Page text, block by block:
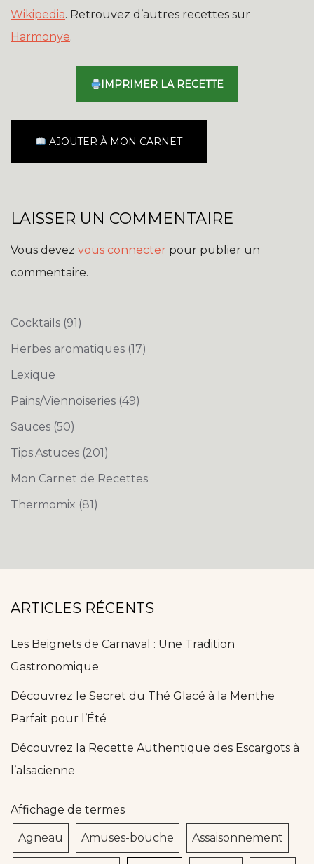
Wikipedia. Retrouvez d’autres recettes sur
Harmonye.
IMPRIMER LA RECETTE
AJOUTER À MON CARNET
LAISSER UN COMMENTAIRE
Vous devez vous connecter pour publier un
commentaire.
Cocktails (91)
Herbes aromatiques (17)
Lexique
Pains/Viennoiseries (49)
Sauces (50)
Tips:Astuces (201)
Mon Carnet de Recettes
Thermomix (81)
ARTICLES RÉCENTS
Les Beignets de Carnaval : Une Tradition
Gastronomique
Découvrez le Secret du Thé Glacé à la Menthe
Parfait pour l’Été
Découvrez la Recette Authentique des Escargots à
l’alsacienne
Affichage de termes
Agneau Amuses-bouche Assaisonnement